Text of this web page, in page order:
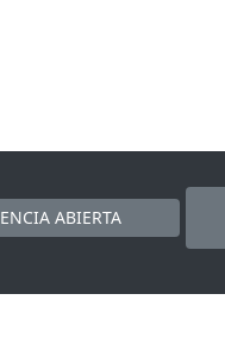
ABIERTA